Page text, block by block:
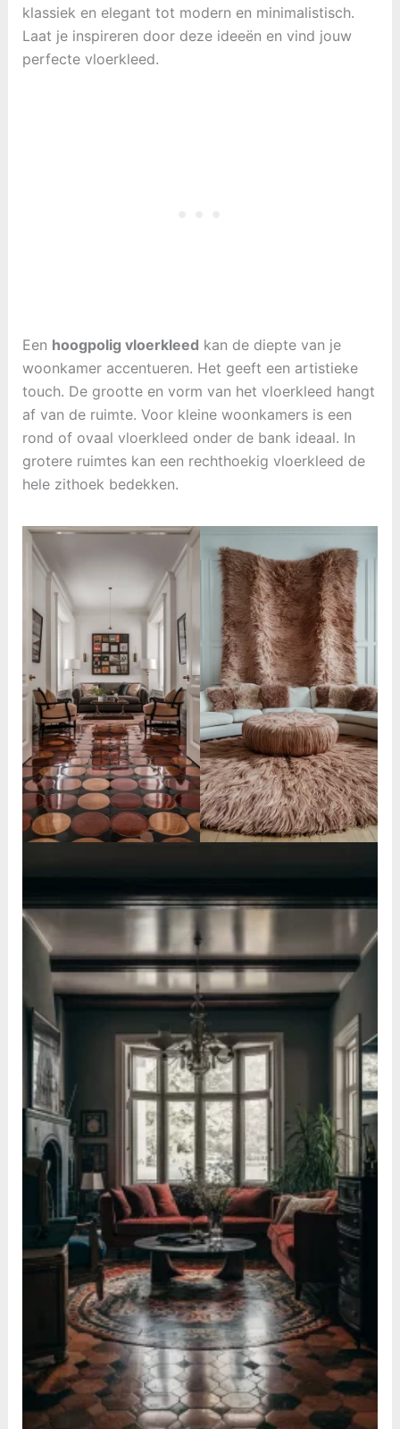
klassiek en elegant tot modern en minimalistisch.
Laat je inspireren door deze ideeën en vind jouw
perfecte vloerkleed.
Een hoogpolig vloerkleed kan de diepte van je
woonkamer accentueren. Het geeft een artistieke
touch. De grootte en vorm van het vloerkleed hangt
af van de ruimte. Voor kleine woonkamers is een
rond of ovaal vloerkleed onder de bank ideaal. In
grotere ruimtes kan een rechthoekig vloerkleed de
hele zithoek bedekken.